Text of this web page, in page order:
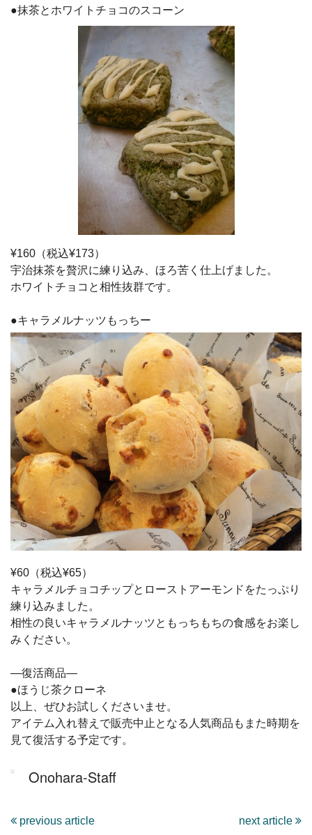
●抹茶とホワイトチョコのスコーン
¥160（税込¥173）
宇治抹茶を贅沢に練り込み、ほろ苦く仕上げました。
ホワイトチョコと相性抜群です。
●キャラメルナッツもっちー
¥60（税込¥65）
キャラメルチョコチップとローストアーモンドをたっぷり
練り込みました。
相性の良いキャラメルナッツともっちもちの食感をお楽し
みください。
―復活商品―
●ほうじ茶クローネ
以上、ぜひお試しくださいませ。
アイテム入れ替えで販売中止となる人気商品もまた時期を
見て復活する予定です。
Onohara-Staff
previous article next article